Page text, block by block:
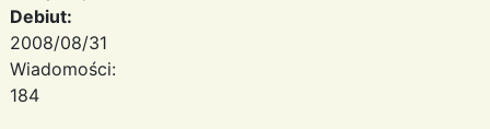
Debiut:
2008/08/31
Wiadomości:
184